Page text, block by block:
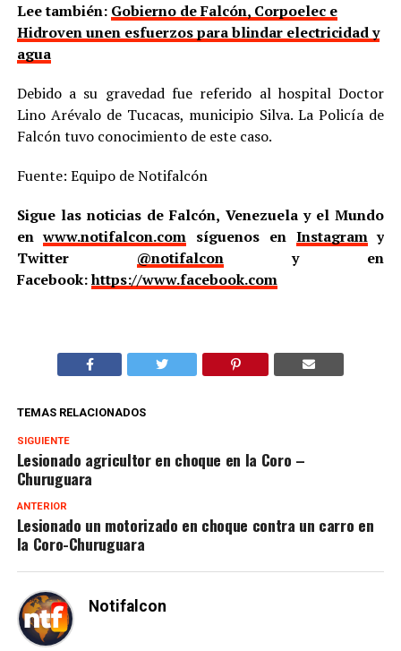
Lee también: Gobierno de Falcón, Corpoelec e
Hidroven unen esfuerzos para blindar electricidad y
agua
Debido a su gravedad fue referido al hospital Doctor
Lino Arévalo de Tucacas, municipio Silva. La Policía de
Falcón tuvo conocimiento de este caso.
Fuente: Equipo de Notifalcón
Sigue las noticias de Falcón, Venezuela y el Mundo
enwww.notifalcon.com síguenos en Instagramy
Twitter @notifalcony en
Facebook:https://www.facebook.com
TEMAS RELACIONADOS
SIGUIENTE
Lesionado agricultor en choque en la Coro –
Churuguara
ANTERIOR
Lesionado un motorizado en choque contra un carro en
la Coro-Churuguara
Notifalcon